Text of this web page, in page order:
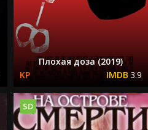
Плохая доза (2019)
3.9
SD